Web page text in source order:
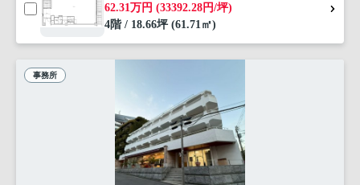
62.31万円 (33392.28円/坪)
4階 / 18.66坪 (61.71㎡)
事務所